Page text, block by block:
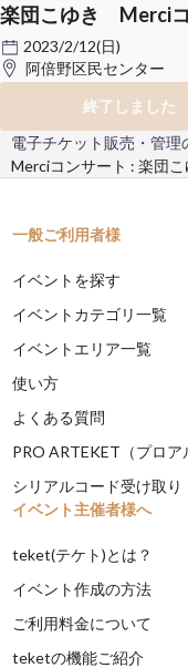
楽団こゆき Merci
2023/2/12(日)
阿倍野区民センター
終了しました
電子チケット販売・管
Merciコンサート : 楽団こ
一般ご利用者様
イベントを探す
イベントカテゴリ一覧
イベントエリア一覧
使い方
よくある質問
PRO ARTEKET（プロア
シリアルコード受け取り
イベント主催者様へ
teket(テケト)とは？
イベント作成の方法
ご利用料金について
teketの機能ご紹介